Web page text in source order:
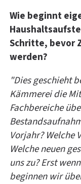
Wie beginnt
Schritte, bevor
werden?
"Dies geschieht
Kämmerei die
Fachbereiche
Vorjahr? Welche
Welche neuen
uns zu? Erst
beginnen wir